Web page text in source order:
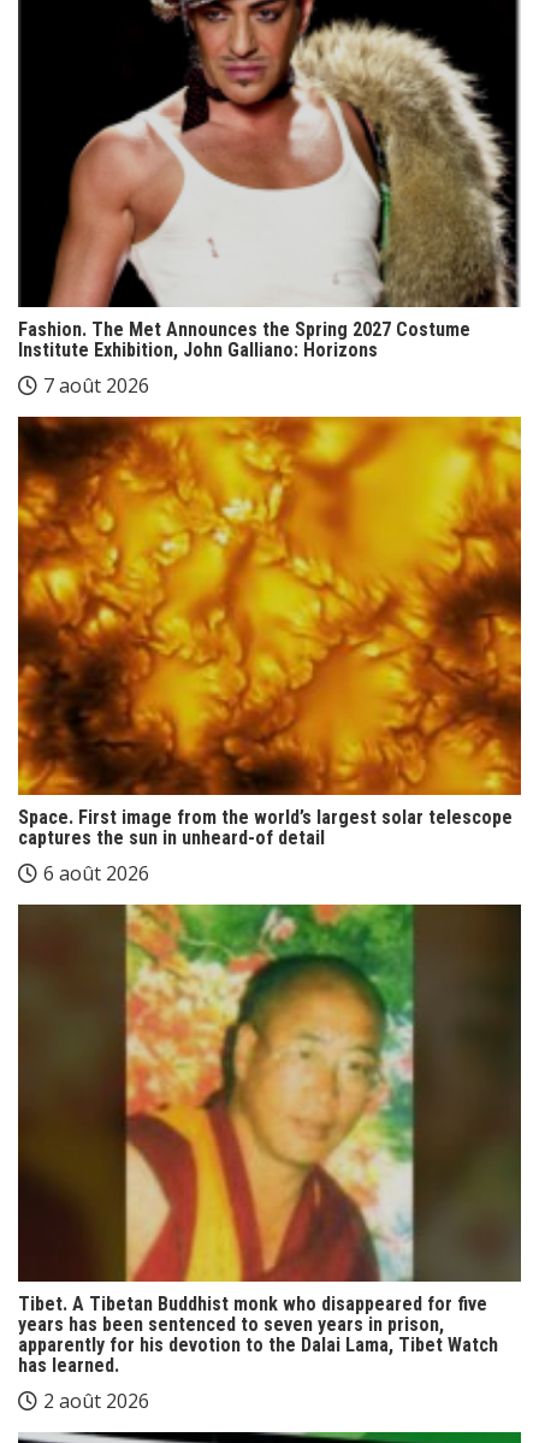
Fashion. The Met Announces the Spring 2027 Costume
Institute Exhibition, John Galliano: Horizons
7 août 2026
Space. First image from the world’s largest solar telescope
captures the sun in unheard-of detail
6 août 2026
Tibet. A Tibetan Buddhist monk who disappeared for five
years has been sentenced to seven years in prison,
apparently for his devotion to the Dalai Lama, Tibet Watch
has learned.
2 août 2026